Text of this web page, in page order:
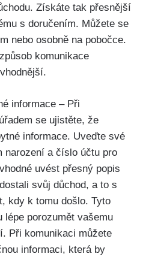
Získáte tak přesnější
s doručením. Můžete se
nebo osobně na pobočce.
komunikace
informace – Při
se ujistěte, že
informace. Uveďte své
narození a číslo účtu pro
uvést přesný popis
svůj důchod, a to s
kdy k tomu došlo. Tyto
lépe porozumět vašemu
Při komunikaci můžete
informaci, která by